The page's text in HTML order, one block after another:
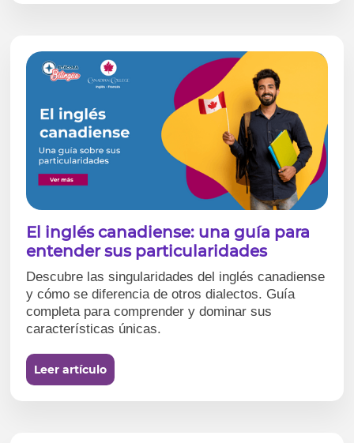
El inglés canadiense: una guía para
entender sus particularidades
Descubre las singularidades del inglés canadiense
y cómo se diferencia de otros dialectos. Guía
completa para comprender y dominar sus
características únicas.
Leer artículo